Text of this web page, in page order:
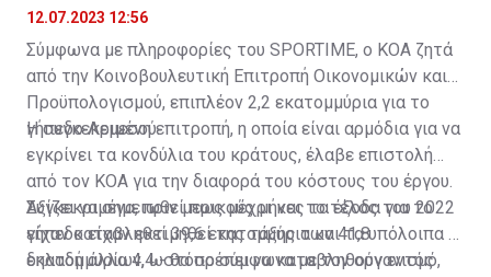
12.07.2023 12:56
Σύμφωνα με πληροφορίες του SPORTIME, ο ΚΟΑ ζητά
από την Κοινοβουλευτική Επιτροπή Οικονομικών και
Προϋπολογισμού, επιπλέον 2,2 εκατομμύρια για το
γήπεδο Λεμεσού.
Η συγκεκριμένη επιτροπή, η οποία είναι αρμόδια για να
εγκρίνει τα κονδύλια του κράτους, έλαβε επιστολή
από τον ΚΟΑ για την διαφορά του κόστους του έργου.
Συγκεκριμένα, πριν μερικούς μήνες τα έξοδα για το
γήπεδο είχαν εκτιμηθεί της τάξης των 41,8
εκατομμυρίων, ωστόσο σύμφωνα με τον οργανισμό,
Αξίζει να σημειωθεί πως μέχρι και το τέλος του 2022
είχαν καταβληθεί 39,6 εκατομμύρια και τα υπόλοιπα -
δηλαδή άλλα 4,4 - θα πρέπει να καταβληθούν εντός